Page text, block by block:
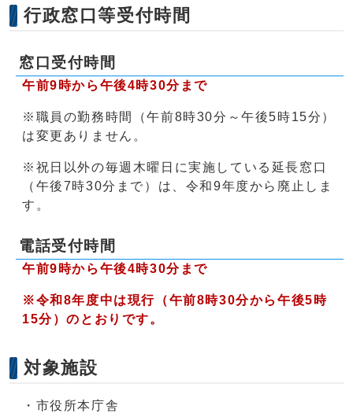
行政窓口等受付時間
窓口受付時間
午前9時から午後4時30分 まで
※職員の勤務時間（午前8時30分～午後5時15分）
は変更ありません。
※祝日以外の毎週木曜日に実施している延長窓口
（午後7時30分まで）は、令和9年度から廃止しま
す。
電話受付時間
午前9時から午後4時30分まで
※令和8年度中は現行（午前8時30分から午後5時
15分）のとおりです。
対象施設
・市役所本庁舎